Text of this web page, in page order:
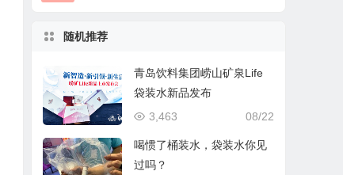
随机推荐
青岛饮料集团崂山矿泉Life
袋装水新品发布
08/22
3,463
喝惯了桶装水，袋装水你见
过吗？